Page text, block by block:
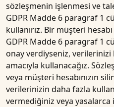
sözleşmenin işlenmesi ve
GDPR Madde 6 paragraf 1
kullanırız. Bir müşteri
GDPR Madde 6 paragraf 1
onay verdiyseniz, verilerinizi
amacıyla kullanacağız.
veya müşteri hesabınızın
verilerinizin daha fazla
vermediğiniz veya yasalarca